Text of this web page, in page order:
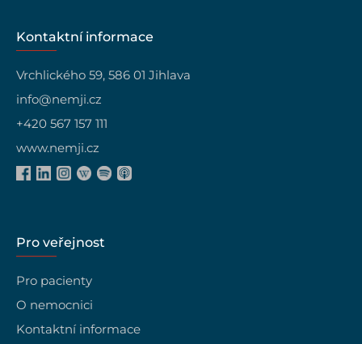
Kontaktní informace
Vrchlického 59, 586 01 Jihlava
info@nemji.cz
+420 567 157 111
www.nemji.cz
Pro veřejnost
Pro pacienty
O nemocnici
Kontaktní informace